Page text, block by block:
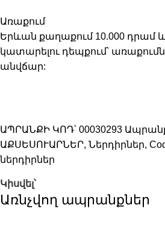
Առաքում
Երևան քաղաքում 10.000 դրամ և
կատարելու դեպքում՝
անվճար:
ԱՊՐԱՆՔԻ ԿՈԴ՝ 00030293
ԱՔՍԵՍՈՒԱՐՆԵՐ, Ներդիրներ,
ներդիրներ
Կիսվել՝
Առնչվող ապրանքներ